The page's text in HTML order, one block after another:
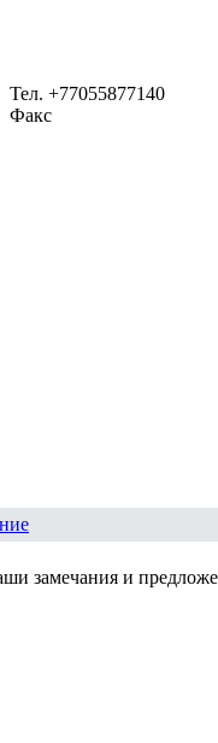
Тел. +77055877140
Факс
замечания и